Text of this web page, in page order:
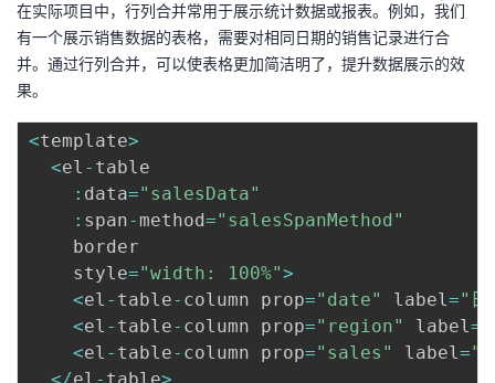
在实际项目中，行列合并常用于展示统计数据或报表。例如，我们
有一个展示销售数据的表格，需要对相同日期的销售记录进行合
并。通过行列合并，可以使表格更加简洁明了，提升数据展示的效
果。
<template>
<el - table
: data="salesData"
: span- method="salesSpanMethod"
    border
    style
="width: 100%">
<el - table- column prop="date" label="日
<el - table- column prop="region" label=
<el - table- column prop="sales" label="